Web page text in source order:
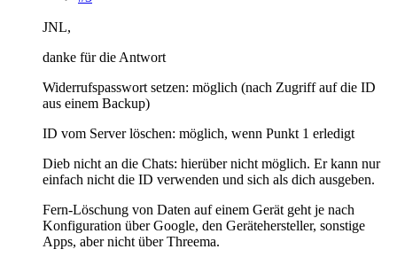
JNL,
danke für die Antwort
Widerrufspasswort setzen: möglich (nach Zugriff auf die ID
aus einem Backup)
ID vom Server löschen: möglich, wenn Punkt 1 erledigt
Dieb nicht an die Chats: hierüber nicht möglich. Er kann nur
einfach nicht die ID verwenden und sich als dich ausgeben.
Fern-Löschung von Daten auf einem Gerät geht je nach
Konfiguration über Google, den Gerätehersteller, sonstige
Apps, aber nicht über Threema.